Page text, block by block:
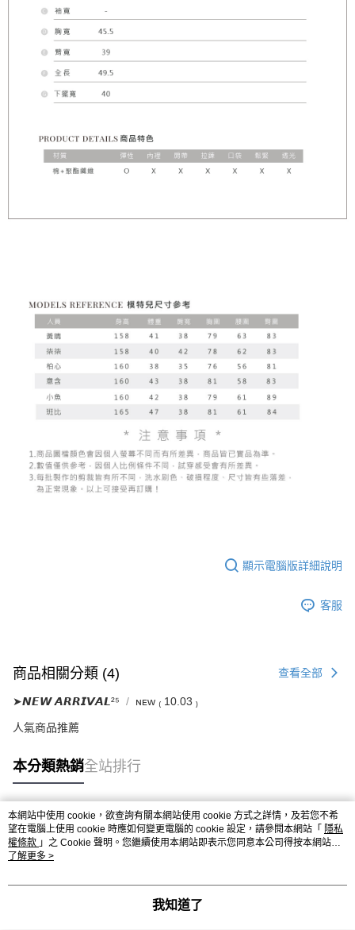
顯示電腦版詳細說明
客服
商品相關分類 (4) 查看全部
➤𝙉𝙀𝙒 𝘼𝙍𝙍𝙄𝙑𝘼𝙇²⁵ ɴᴇᴡ ₍ 10.03 ₎
人氣商品推薦
本分類熱銷全站排行
熱門標籤
本網站中使用 cookie，欲查詢有關本網站使用 cookie 方式之詳情，及若您不希
望在電腦上使用 cookie 時應如何變更電腦的 cookie 設定，請參閱本網站「 隱私
權條款 」之 Cookie 聲明。您繼續使用本網站即表示您同意本公司得按本網站使
用條款之 Cookie 聲明使用 cookie。
了解更多 >
我知道了